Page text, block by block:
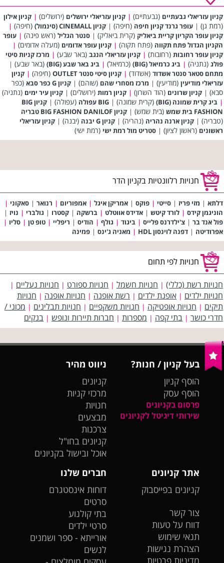
קניון עזריאלי גבעתיים (גבעתיים) | קניון עזריאלי ירושלים (ירושלים) | קניון אילון
(רמת גן) | עופר גרנד קניון חיפה (חיפה) | קניון CINEMALL (סינמול) (חיפה) |
קניון עופר הקריון קריית ביאליק (קרית ביאליק) | סנטר הגליל (ראש פינה) | עופר
הקניון הגדול פתח תקווה (פתח תקוה) | קניון עופר אדומים (מעלה אדומים) |
קניון עופר רחובות (רחובות) | קניון עזריאלי הנגב (באר שבע) | מרכז קניות סיטי
פולג (נתניה) | ביג כרמיאל (BIG) (כרמיאל) | ביג באר שבע (BIG) (באר שבע) |
מתחם סטאר סנטר אשדוד (אשדוד) | קניון סיטי סנטר OUTLET (חיפה) | קניון
עזריאלי מודיעין (מודיעין) | מרכז מסחרי שהם (שוהם) | קניון G כפר סבא
(כפר
סבא) | קניון שרונים (הוד השרון) | קניון רמות (ירושלים) | קניון עיר ימים (נתניה)
| ביג קרית שמונה (BIG) (קרית שמונה) | BIG עפולה (עפולה) |
קניון BIG
FASHION בית שמש
(בית שמש) | קניון BIG FASHION DANILOF טבריה
(טבריה) | קניון ארנה נהריה (נהריה) | קניון G יבנה (יבנה) | קניון עזריאלי
ראשונים (ראשון לציון) | סטריט מול רמת ישי (רמת ישי)
חנויות רלוונטיות בקניון הדר
דלתא | מזי פריז | סייטי | פוקס | אמריקן איגל | אמפוריום | רנואר | סאקוני |
הוניגמן קידס | לורד קיטש | אדידס אווטלט | ברשקה | קסטרו | גולברי | נויז |
פול אנד בר | צ'ילדרנס פלייס | ביגוד | גולף | הודיס | ריפליי | טופ טן | סליו |
אפרודיטה | דפנה לוינסון HDL | מאניה ג'ינס | פמינה
חנויות לפי תחום
חנויות רשת (כללי) | חנויות חשמל | חנויות ספורט | חנויות נעליים |
חנויות ילדים | אופנת ילדים | רשת אופנה | חנויות אופנה | חנויות
תיקים | חנויות אופטיקה | חנויות משקפיים | חנויות תבלינים | מכוני /
חדרי כושר | בתי קפה | מספרות | חברות תיירות ונופש | בנקים
בעל קניון / חנות?
הוסף קניון
הוסף עסק
פרסום בקניונים
שירותי דיגיטל לקניונים
ניווט מהיר
קניונים
מרכזי קניות
חנויות
מבצעים
צרכנות
קניונים בחו"ל
אוכל ובישול בקניונים
אתר קניונים
קניונים בפייסבוק
צור קשר
דווח על טעות
תנאי שימוש
הצהרת נגישות
מדיניות פרטיות
חברים שלנו
דוחות אינסטגרם
סרטים
בתי קולנוע
סרטי ילדים
אורייתא - ספר ושמנים
לנשים